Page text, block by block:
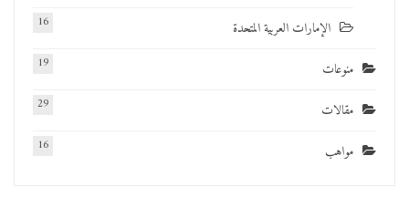
الإمارات العربية المتحدة 16
منوعات 19
مقالات 29
مواهب 16